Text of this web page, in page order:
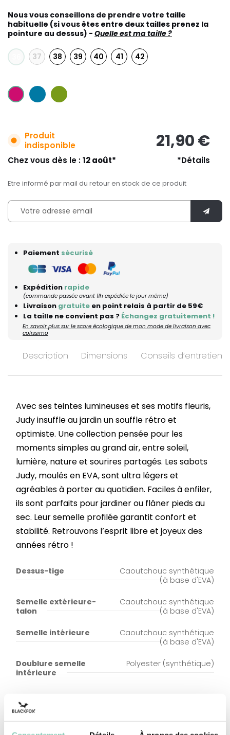
Nous vous conseillons de prendre votre taille
habituelle (si vous êtes entre deux tailles prenez la
pointure au dessus) - Quelle est ma taille ?
37 38 39 40 41 42
Produit
indisponible
21,90 €
Chez vous dès le :12 août* *Détails
Etre informé par mail du retour en stock de ce produit
Paiement sécurisé
Expédition rapide
(commande passée avant 11h expédiée le jour même)
Livraison gratuite en point relais à partir de 59€
La taille ne convient pas ? Échangez gratuitement !
En savoir plus sur le score écologique de mon mode de livraison avec
colissimo
Description Dimensions Conseils d’entretien
Avec ses teintes lumineuses et ses motifs fleuris,
Judy insuffle au jardin un souffle rétro et
optimiste. Une collection pensée pour les
moments simples au grand air, entre soleil,
lumière, nature et sourires partagés. Les sabots
Judy, moulés en EVA, sont ultra légers et
agréables à porter au quotidien. Faciles à enfiler,
ils sont parfaits pour jardiner ou flâner pieds au
sec. Leur semelle profilée garantit confort et
stabilité. Retrouvons l’esprit libre et joyeux des
années rétro !
Dessus-tige
Caoutchouc synthétique
(à base d'EVA)
Semelle extérieure-
talon
Caoutchouc synthétique
(à base d'EVA)
Semelle intérieure
Caoutchouc synthétique
(à base d'EVA)
Doublure semelle
intérieure
Polyester (synthétique)